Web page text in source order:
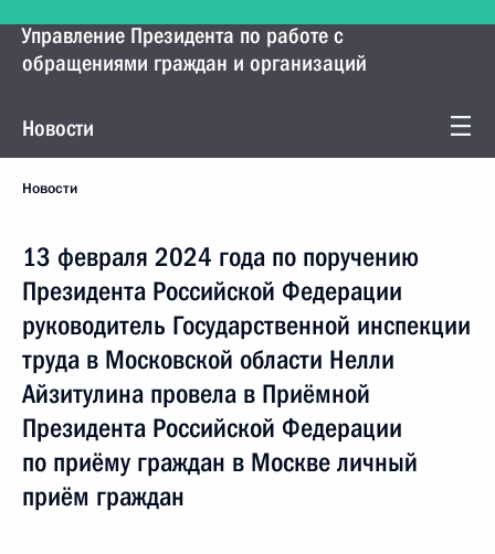
Управление Президента по работе с
обращениями граждан и организаций
Новости
Новости
13 февраля 2024 года по поручению
Президента Российской Федерации
руководитель Государственной инспекции
труда в Московской области Нелли
Айзитулина провела в Приёмной
Президента Российской Федерации
по приёму граждан в Москве личный
приём граждан